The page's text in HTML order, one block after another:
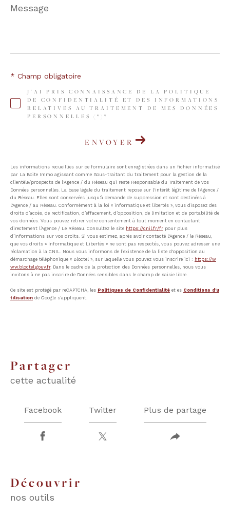
Message
*
J'AI PRIS CONNAISSANCE DE LA POLITIQUE
DE CONFIDENTIALITÉ ET DES INFORMATIONS
RELATIVES AU TRAITEMENT DE MES DONNÉES
PERSONNELLES (*)*
* Champ obligatoire
ENVOYER
Les informations recueillies sur ce formulaire sont enregistrées dans un fichier informatisé
par La Boite Immo agissant comme Sous-traitant du traitement pour la gestion de la
clientèle/prospects de l'Agence / du Réseau qui reste Responsable du Traitement de vos
Données personnelles. La base légale du traitement repose sur l'intérêt légitime de l'Agence /
du Réseau. Elles sont conservées jusqu'à demande de suppression et sont destinées à
l'Agence / au Réseau. Conformément à la loi « informatique et libertés », vous disposez des
droits d’accès, de rectification, d’effacement, d’opposition, de limitation et de portabilité de
vos données. Vous pouvez retirer votre consentement à tout moment en contactant
directement l’Agence / Le Réseau. Consultez le site https://cnil.fr/fr pour plus
d’informations sur vos droits. Si vous estimez, après avoir contacté l'Agence / le Réseau,
que vos droits « Informatique et Libertés » ne sont pas respectés, vous pouvez adresser une
réclamation à la CNIL. Nous vous informons de l’existence de la liste d'opposition au
démarchage téléphonique « Bloctel », sur laquelle vous pouvez vous inscrire ici : https://w
ww.bloctel.gouv.fr. Dans le cadre de la protection des Données personnelles, nous vous
invitons à ne pas inscrire de Données sensibles dans le champ de saisie libre.
Ce site est protégé par reCAPTCHA, les Politiques de Confidentialité et es Conditions d'u
tilisation de Google s'appliquent.
partager
cette actualité
Facebook Twitter Plus de partage
découvrir
nos outils